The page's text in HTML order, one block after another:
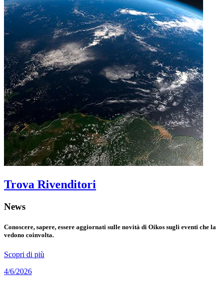
Trova Rivenditori
News
Conoscere, sapere, essere aggiornati sulle novità di Oikos sugli eventi che la
vedono coinvolta.
Scopri di più
4/6/2026